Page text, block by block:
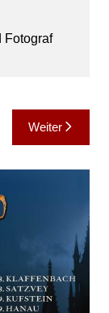
Fotograf
Weiter